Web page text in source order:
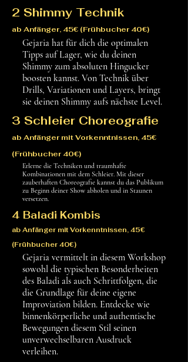
2 Shimmy Technik
ab Anfänger, 45€ (Frühbucher 40€)
Gejaria hat für dich die optimalen
Tipps auf Lager, wie du deinen
Shimmy zum absoluten Hingucker
boosten kannst. Von Technik über
Drills, Variationen und Layers, bringt
sie deinen Shimmy aufs nächste Level.
3 Schleier Choreografie
ab Anfänger mit Vorkenntnissen, 45€
(Frühbucher 40€)
Erlerne die Techniken und traumhafte
Kombinationen mit dem Schleier. Mit dieser
zauberhaften Choreografie kannst du das Publikum
zu Beginn deiner Show abholen und in Staunen
versetzen.
4 Baladi Kombis
ab Anfänger mit Vorkenntnissen, 45€
(Frühbucher 40€)
Gejaria vermittelt in diesem Workshop
sowohl die typischen Besonderheiten
des Baladi als auch Schrittfolgen, die
die Grundlage für deine eigene
Improviation bilden. Entdecke wie
binnenkörperliche und authentische
Bewegungen diesem Stil seinen
unverwechselbaren Ausdruck
verleihen.